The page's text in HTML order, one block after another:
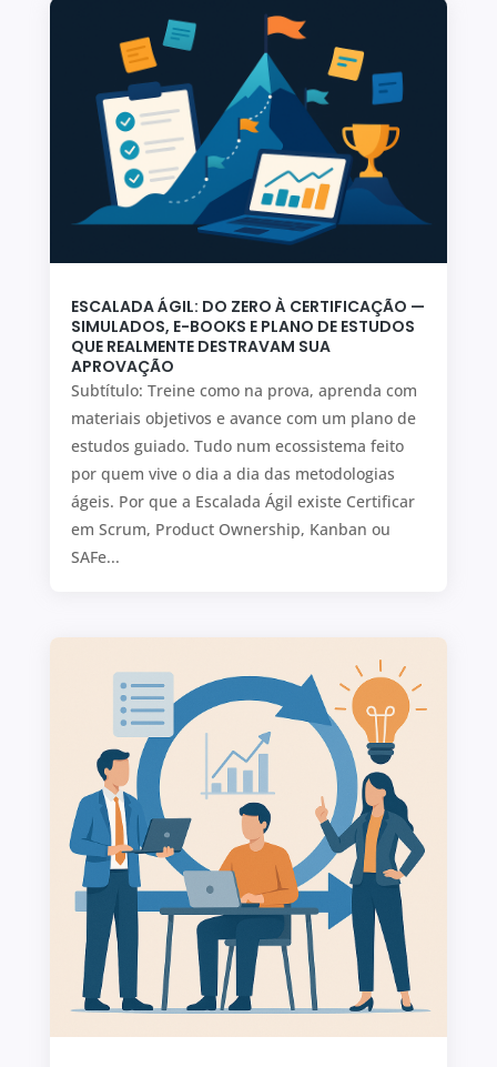
ESCALADA ÁGIL: DO ZERO À CERTIFICAÇÃO —
SIMULADOS, E-BOOKS E PLANO DE ESTUDOS
QUE REALMENTE DESTRAVAM SUA
APROVAÇÃO
Subtítulo: Treine como na prova, aprenda com
materiais objetivos e avance com um plano de
estudos guiado. Tudo num ecossistema feito
por quem vive o dia a dia das metodologias
ágeis. Por que a Escalada Ágil existe Certificar
em Scrum, Product Ownership, Kanban ou
SAFe...